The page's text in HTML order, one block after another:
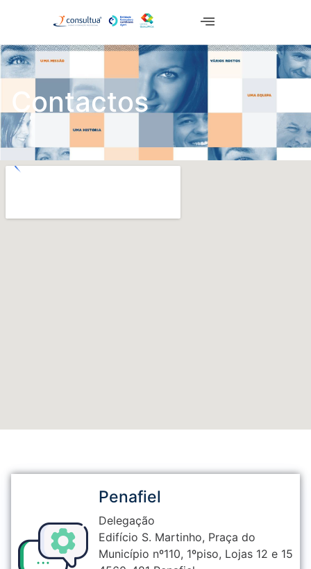
Contactos
Penafiel
Delegação
Edifício S. Martinho, Praça do
Município nº110, 1ºpiso, Lojas 12 e 15